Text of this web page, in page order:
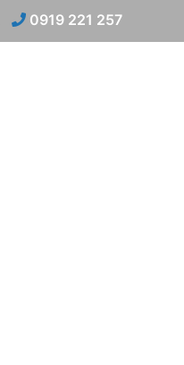
0919 221 257